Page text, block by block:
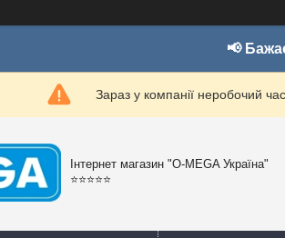
📢
Зараз у компанії неробочий
Інтернет магазин "O-MEGA Україна"
⭐⭐⭐⭐⭐